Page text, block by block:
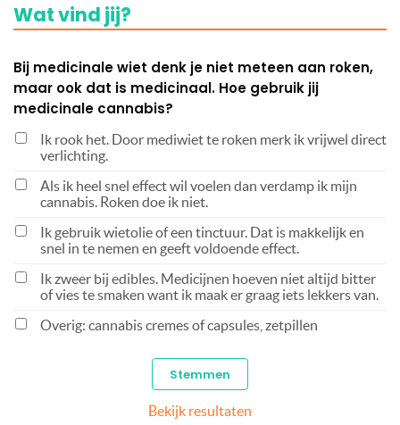
Wat vind jij?
Bij medicinale wiet denk je niet meteen aan roken,
maar ook dat is medicinaal. Hoe gebruik jij
medicinale cannabis?
Ik rook het. Door mediwiet te roken merk ik vrijwel direct
verlichting.
Als ik heel snel effect wil voelen dan verdamp ik mijn
cannabis. Roken doe ik niet.
Ik gebruik wietolie of een tinctuur. Dat is makkelijk en
snel in te nemen en geeft voldoende effect.
Ik zweer bij edibles. Medicijnen hoeven niet altijd bitter
of vies te smaken want ik maak er graag iets lekkers van.
Overig: cannabis cremes of capsules, zetpillen
Bekijk resultaten